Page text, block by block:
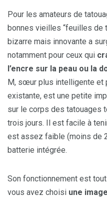
Pour les amateurs de
bonnes vieilles “feuilles de
bizarre mais innovante a
notamment pour ceux qui
l’encre sur la peau ou la
M, sœur plus intelligente et
existante, est une petite
sur le corps des tatouages
trois jours. Il est facile à
est assez faible (moins de
batterie intégrée.
Son fonctionnement est
vous avez choisi une